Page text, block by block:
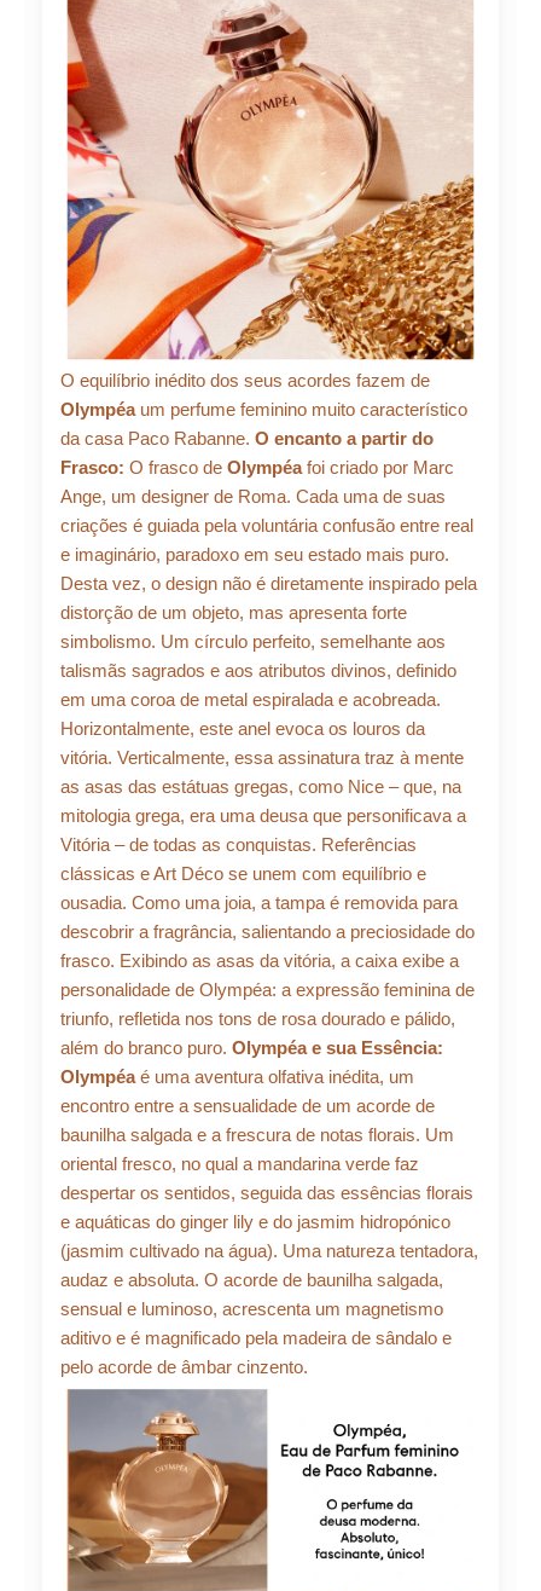
O equilíbrio inédito dos seus acordes fazem de
Olympéaum perfume feminino muito característico
da casa Paco Rabanne. O encanto a partir do
Frasco: O frasco de Olympéafoi criado por Marc
Ange, um designer de Roma. Cada uma de suas
criações é guiada pela voluntária confusão entre real
e imaginário, paradoxo em seu estado mais puro.
Desta vez, o design não é diretamente inspirado pela
distorção de um objeto, mas apresenta forte
simbolismo. Um círculo perfeito, semelhante aos
talismãs sagrados e aos atributos divinos, definido
em uma coroa de metal espiralada e acobreada.
Horizontalmente, este anel evoca os louros da
vitória. Verticalmente, essa assinatura traz à mente
as asas das estátuas gregas, como Nice – que, na
mitologia grega, era uma deusa que personificava a
Vitória – de todas as conquistas. Referências
clássicas e Art Déco se unem com equilíbrio e
ousadia. Como uma joia, a tampa é removida para
descobrir a fragrância, salientando a preciosidade do
frasco. Exibindo as asas da vitória, a caixa exibe a
personalidade de Olympéa: a expressão feminina de
triunfo, refletida nos tons de rosa dourado e pálido,
além do branco puro. Olympéa e sua Essência:
Olympéaé uma aventura olfativa inédita, um
encontro entre a sensualidade de um acorde de
baunilha salgada e a frescura de notas florais. Um
oriental fresco, no qual a mandarina verde faz
despertar os sentidos, seguida das essências florais
e aquáticas do ginger lily e do jasmim hidropónico
(jasmim cultivado na água). Uma natureza tentadora,
audaz e absoluta. O acorde de baunilha salgada,
sensual e luminoso, acrescenta um magnetismo
aditivo e é magnificado pela madeira de sândalo e
pelo acorde de âmbar cinzento.